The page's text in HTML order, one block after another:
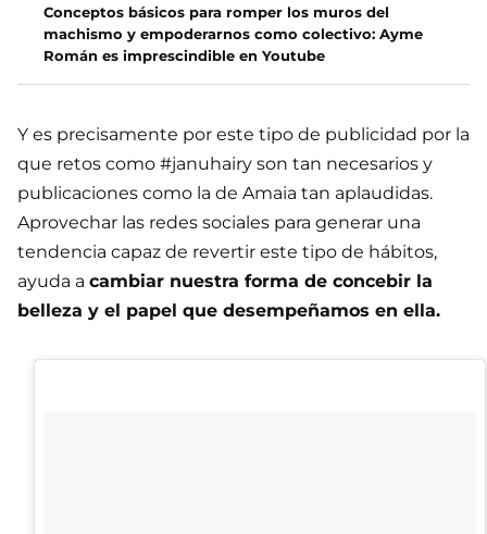
Conceptos básicos para romper los muros del
machismo y empoderarnos como colectivo: Ayme
Román es imprescindible en Youtube
Y es precisamente por este tipo de publicidad por la
que retos como #januhairy son tan necesarios y
publicaciones como la de Amaia tan aplaudidas.
Aprovechar las redes sociales para generar una
tendencia capaz de revertir este tipo de hábitos,
ayuda a cambiar nuestra forma de concebir la
belleza y el papel que desempeñamos en ella.